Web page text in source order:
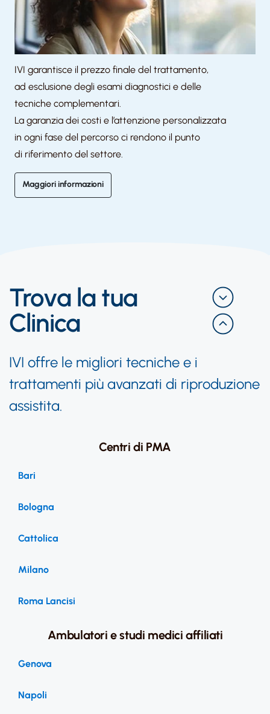
IVI garantisce il prezzo finale del trattamento,
ad esclusione degli esami diagnostici e delle
tecniche complementari.
La garanzia dei costi e l’attenzione personalizzata
in ogni fase del percorso ci rendono il punto
di riferimento del settore.
Maggiori informazioni
Trova la tua
Clinica​
IVI offre le migliori tecniche e i
trattamenti più avanzati di riproduzione
assistita.
Centri di PMA
Bari
Bologna
Cattolica
Milano
Roma Lancisi
Ambulatori e studi medici affiliati
Genova
Napoli